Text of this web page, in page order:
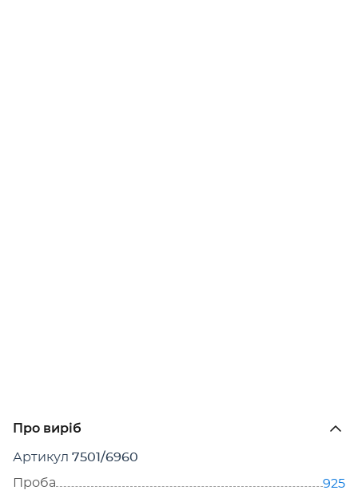
Про виріб
Артикул 7501/6960
Проба
925